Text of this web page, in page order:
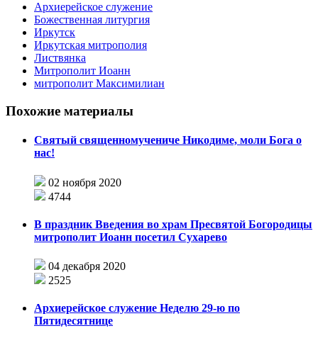
Архиерейское служение
Божественная литургия
Иркутск
Иркутская митрополия
Листвянка
Митрополит Иоанн
митрополит Максимилиан
Похожие материалы
Святый священномучениче Никодиме, моли Бога о
нас!
02 ноября 2020
4744
В праздник Введения во храм Пресвятой Богородицы
митрополит Иоанн посетил Сухарево
04 декабря 2020
2525
Архиерейское служение Неделю 29-ю по
Пятидесятнице